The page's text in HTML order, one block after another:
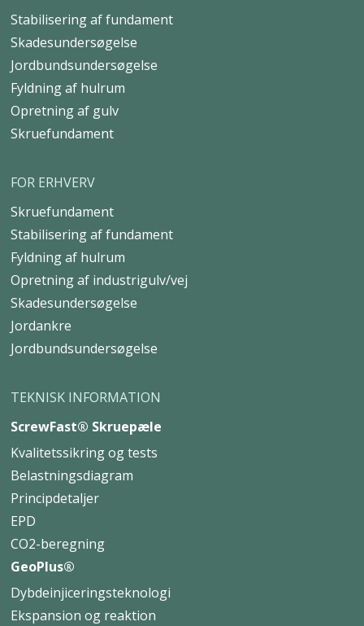
Stabilisering af fundament
Skadesundersøgelse
Jordbundsundersøgelse
Fyldning af hulrum
Opretning af gulv
Skruefundament
FOR ERHVERV
Skruefundament
Stabilisering af fundament
Fyldning af hulrum
Opretning af industrigulv/vej
Skadesundersøgelse
Jordankre
Jordbundsundersøgelse
TEKNISK INFORMATION
ScrewFast® Skruepæle
Kvalitetssikring og tests
Belastningsdiagram
Principdetaljer
EPD
CO2-beregning
GeoPlus®
Dybdeinjiceringsteknologi
Ekspansion og reaktion